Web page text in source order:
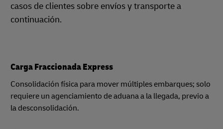
casos de clientes sobre envíos y transporte a
continuación.
Carga Fraccionada Express
Consolidación física para mover múltiples embarques; solo
requiere un agenciamiento de aduana a la llegada, previo a
la desconsolidación.